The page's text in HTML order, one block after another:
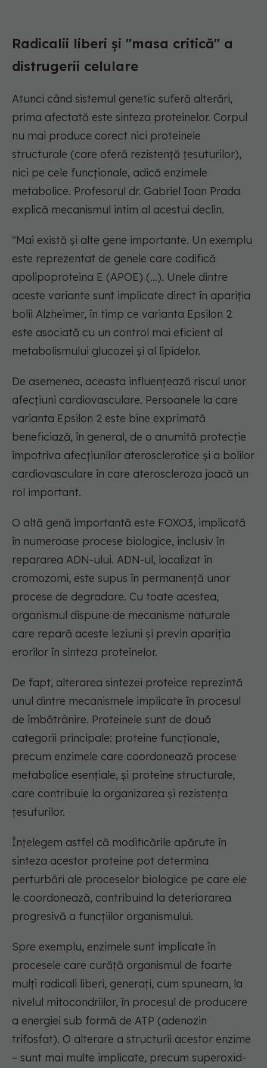
Radicalii liberi și "masa critică" a
distrugerii celulare
Atunci când sistemul genetic suferă alterări,
prima afectată este sinteza proteinelor. Corpul
nu mai produce corect nici proteinele
structurale (care oferă rezistență țesuturilor),
nici pe cele funcționale, adică enzimele
metabolice. Profesorul dr. Gabriel Ioan Prada
explică mecanismul intim al acestui declin.
"Mai există și alte gene importante. Un exemplu
este reprezentat de genele care codifică
apolipoproteina E (APOE) (...). Unele dintre
aceste variante sunt implicate direct în apariția
bolii Alzheimer, în timp ce varianta Epsilon 2
este asociată cu un control mai eficient al
metabolismului glucozei și al lipidelor.
De asemenea, aceasta influențează riscul unor
afecțiuni cardiovasculare. Persoanele la care
varianta Epsilon 2 este bine exprimată
beneficiază, în general, de o anumită protecție
împotriva afecțiunilor aterosclerotice și a bolilor
cardiovasculare în care ateroscleroza joacă un
rol important.
O altă genă importantă este FOXO3, implicată
în numeroase procese biologice, inclusiv în
repararea ADN-ului. ADN-ul, localizat în
cromozomi, este supus în permanență unor
procese de degradare. Cu toate acestea,
organismul dispune de mecanisme naturale
care repară aceste leziuni și previn apariția
erorilor în sinteza proteinelor.
De fapt, alterarea sintezei proteice reprezintă
unul dintre mecanismele implicate în procesul
de îmbătrânire. Proteinele sunt de două
categorii principale: proteine funcționale,
precum enzimele care coordonează procese
metabolice esențiale, și proteine structurale,
care contribuie la organizarea și rezistența
țesuturilor.
Înțelegem astfel că modificările apărute în
sinteza acestor proteine pot determina
perturbări ale proceselor biologice pe care ele
le coordonează, contribuind la deteriorarea
progresivă a funcțiilor organismului.
Spre exemplu, enzimele sunt implicate în
procesele care curăță organismul de foarte
mulți radicali liberi, generați, cum spuneam, la
nivelul mitocondriilor, în procesul de producere
a energiei sub formă de ATP (adenozin
trifosfat). O alterare a structurii acestor enzime
– sunt mai multe implicate, precum superoxid-